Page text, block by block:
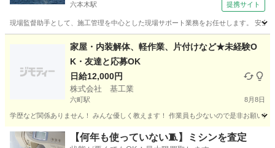
六本木駅 提携サイト
現場監督助手として、施工管理を中心とした現場サポート業務をお任せします。 安
その他
家屋・内装解体、軽作業、片付けなど★未経験O
K・友達と応募OK
日給12,000円
株式会社 基工業
六町駅 8月8日
学歴など関係ありません！ みんな優しく教えます！ 作業員も少ないので是非お願い
東京 足立区 六町駅 その他 東京 足立区 竹ノ塚駅
【何年も使っていない🧵】ミシンを査定